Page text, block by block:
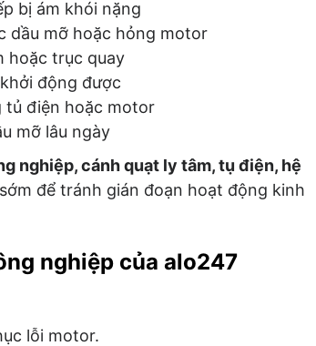
bị ám khói nặng
dầu mỡ hoặc hỏng motor
hoặc trục quay
động được
tủ điện hoặc motor
mỡ lâu ngày
nghiệp, cánh quạt ly tâm, tụ điện, hệ
để tránh gián đoạn hoạt động kinh
nghiệp của alo247
lỗi motor.